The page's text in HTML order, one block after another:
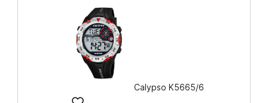
Calypso K5665/6